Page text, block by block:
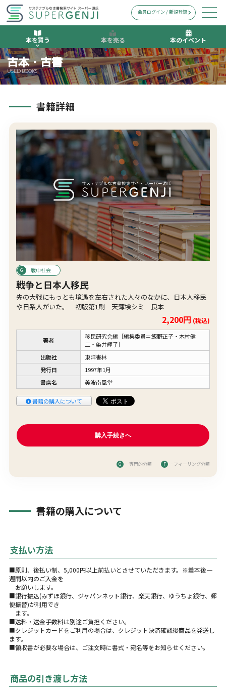
本を買う 本を売る 本のイベント
会員ログイン / 新規登録
古本・古書
USED BOOKS
書籍詳細
戦中社会
戦争と日本人移民
先の大戦にもっとも境遇を左右された人々のなかに、日本人移民
や日系人がいた。 初版第1刷 天薄埃シミ 良本
2,200円 (税込)
著者
移民研究会編［編集委員＝飯野正子・木村健
二・粂井輝子］
出版社
東洋書林
発行日
1997年1月
書店名
美波南風堂
書籍の購入について
G …専門的分類 F …フィーリング分類
書籍の購入について
支払い方法
■原則、後払い制、5,000円以上前払いとさせていただきます。※着本後一
週間以内のご入金を
お願いします。
■銀行振込(みずほ銀行、ジャパンネット銀行、楽天銀行、ゆうちょ銀行、郵
便振替)が利用でき
ます。
■送料・送金手数料は別途ご負担ください。
■クレジットカードをご利用の場合は、クレジット決済確認後商品を発送し
ます。
■領収書が必要な場合は、ご注文時に書式・宛名等をお知らせください。
商品の引き渡し方法